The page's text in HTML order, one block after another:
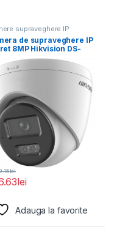
supraveghere IP
de supraveghere IP
8MP Hikvision DS-
fixa:
lei
lei
Adauga la favorite